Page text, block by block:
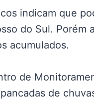
indicam que
do Sul. Porém
acumulados.
de
de